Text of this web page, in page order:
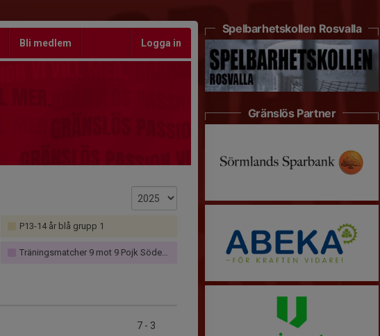
Bli medlem Logga in
P13-14 år blå grupp 1
Träningsmatcher 9 mot 9 Pojk Södermanland
7 - 3
Spelbarhetskollen Rosvalla
Gränslös Partner